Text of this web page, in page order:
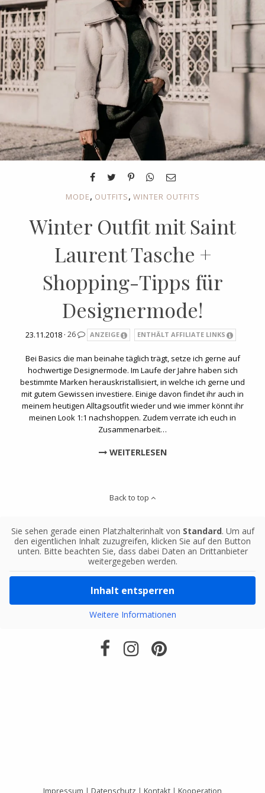
MODE, OUTFITS, WINTER OUTFITS
Winter Outfit mit Saint
Laurent Tasche +
Shopping-Tipps für
Designermode!
23.11.2018 · 26 ANZEIGE ENTHÄLT AFFILIATE LINKS
Bei Basics die man beinahe täglich trägt, setze ich gerne auf
hochwertige Designermode. Im Laufe der Jahre haben sich
bestimmte Marken herauskristallisiert, in welche ich gerne und
mit gutem Gewissen investiere. Einige davon findet ihr auch in
meinem heutigen Alltagsoutfit wieder und wie immer könnt ihr
meinen Look 1:1 nachshoppen. Zudem verrate ich euch in
Zusammenarbeit…
WEITERLESEN
Back to top
Sie sehen gerade einen Platzhalterinhalt von Standard. Um auf
den eigentlichen Inhalt zuzugreifen, klicken Sie auf den Button
unten. Bitte beachten Sie, dass dabei Daten an Drittanbieter
weitergegeben werden.
Inhalt entsperren
Weitere Informationen
Impressum | Datenschutz | Kontakt | Kooperation